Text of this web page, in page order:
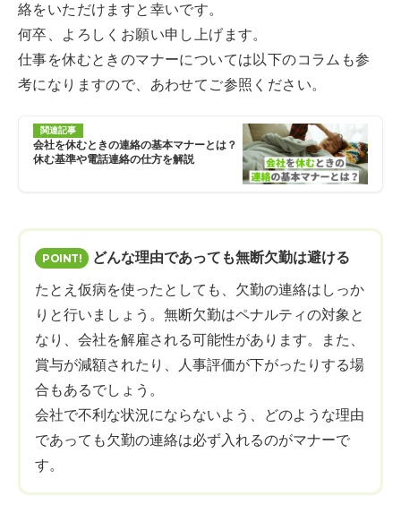
絡をいただけますと幸いです。
何卒、よろしくお願い申し上げます。
仕事を休むときのマナーについては以下のコラムも参
考になりますので、あわせてご参照ください。
関連記事
会社を休むときの連絡の基本マナーとは？
休む基準や電話連絡の仕方を解説
どんな理由であっても無断欠勤は避ける
たとえ仮病を使ったとしても、欠勤の連絡はしっか
りと行いましょう。無断欠勤はペナルティの対象と
なり、会社を解雇される可能性があります。また、
賞与が減額されたり、人事評価が下がったりする場
合もあるでしょう。
会社で不利な状況にならないよう、どのような理由
であっても欠勤の連絡は必ず入れるのがマナーで
す。